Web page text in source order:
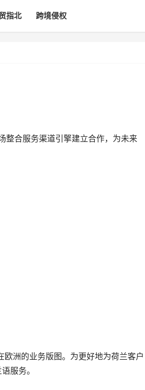
指北 跨境侵权
整合服务渠道引擎建立合作，为未来
洲的业务版图。为更好地为荷兰客户
服务。